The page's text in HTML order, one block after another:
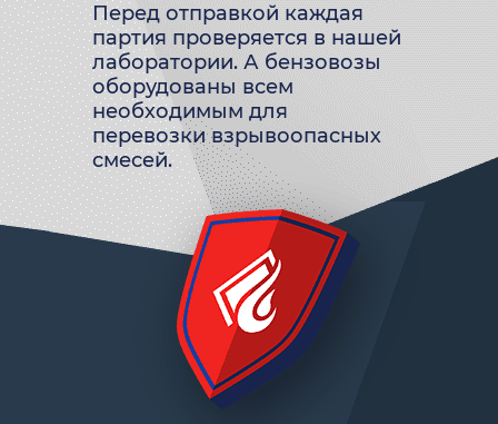
Перед отправкой каждая
партия проверяется в нашей
лаборатории. А бензовозы
оборудованы всем
необходимым для
перевозки взрывоопасных
смесей.